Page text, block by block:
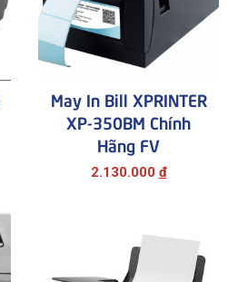
May In Bill XPRINTER
XP-350BM Chính
Hãng FV
2.130.000 đ